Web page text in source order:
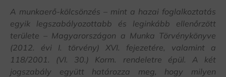
A munkaerő-kölcsönzés – mint a hazai foglalkoztatás
egyik legszabályozottabb és leginkább ellenőrzött
területe – Magyarországon a Munka Törvénykönyve
(2012. évi I. törvény) XVI. fejezetére, valamint a
118/2001. (VI. 30.) Korm. rendeletre épül. A két
jogszabály együtt határozza meg, hogy milyen